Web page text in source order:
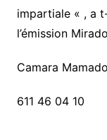
impartiale « , a
l’émission
Camara
611 46 04 10